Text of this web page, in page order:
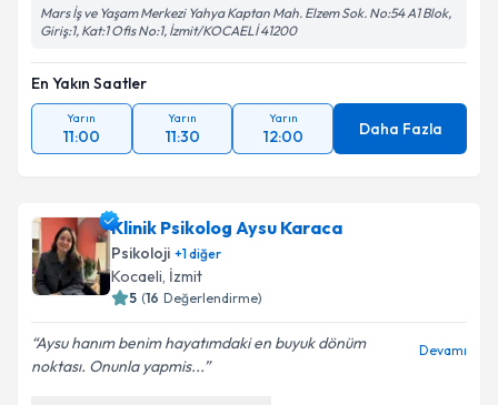
Mars İş ve Yaşam Merkezi Yahya Kaptan Mah. Elzem Sok. No:54 A1 Blok,
Giriş:1, Kat:1 Ofis No:1, İzmit/KOCAELİ 41200
En Yakın Saatler
Yarın
11:00
Yarın
11:30
Yarın
12:00 Daha Fazla
Klinik Psikolog Aysu Karaca
Psikoloji +1diğer
Kocaeli, İzmit
5 (16 Değerlendirme)
Aysu hanım benim hayatımdaki en buyuk dönüm
noktası. Onunla yapmis...
Devamı